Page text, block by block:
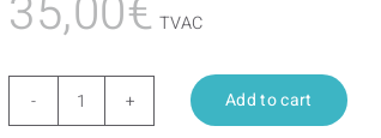
TVAC
Color
Add to cart